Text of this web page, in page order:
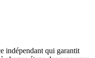
indépendant qui garantit